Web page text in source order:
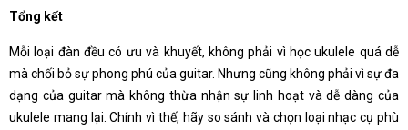
Tổng kết
Mỗi loại đàn đều có ưu và khuyết, không phải vì học ukulele quá dễ
mà chối bỏ sự phong phú của guitar. Nhưng cũng không phải vì sự đa
dạng của guitar mà không thừa nhận sự linh hoạt và dễ dàng của
ukulele mang lại. Chính vì thế, hãy so sánh và chọn loại nhạc cụ phù